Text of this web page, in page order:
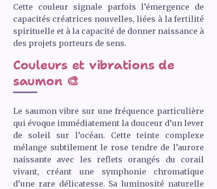
Cette couleur signale parfois l’émergence de
capacités créatrices nouvelles, liées à la fertilité
spirituelle et à la capacité de donner naissance à
des projets porteurs de sens.
Couleurs et vibrations de
saumon 🎨
Le saumon vibre sur une fréquence particulière
qui évoque immédiatement la douceur d’un lever
de soleil sur l’océan. Cette teinte complexe
mélange subtilement le rose tendre de l’aurore
naissante avec les reflets orangés du corail
vivant, créant une symphonie chromatique
d’une rare délicatesse. Sa luminosité naturelle